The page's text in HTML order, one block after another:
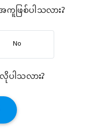
ြစ်ပါသလား?
No
ါသလား?